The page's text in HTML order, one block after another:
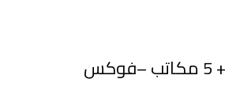
عرض ال 5 كراسي + 5 مكاتب –فوكس